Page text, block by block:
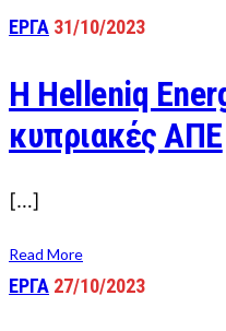
ΕΡΓΑ 31/10/2023
Η Helleniq
κυπριακές ΑΠΕ
[…]
Read More
ΕΡΓΑ 27/10/2023